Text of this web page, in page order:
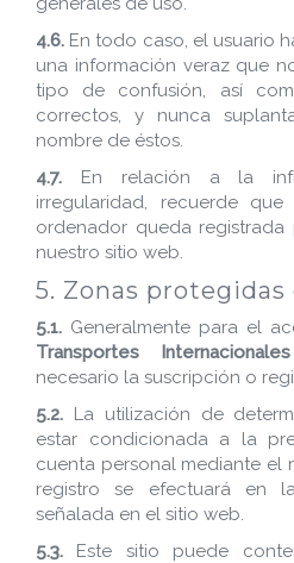
4.6. En todo caso, el usuario
una información veraz que
tipo de confusión, así
correctos, y nunca
nombre de éstos.
4.7. En relación a la
irregularidad, recuerde
ordenador queda
nuestro sitio web.
5. Zonas
5.1. Generalmente para el
Transportes
necesario la suscripción o
5.2. La utilización de
estar condicionada a la
cuenta personal mediante el
registro se efectuará en
señalada en el sitio web.
5.3. Este sitio puede